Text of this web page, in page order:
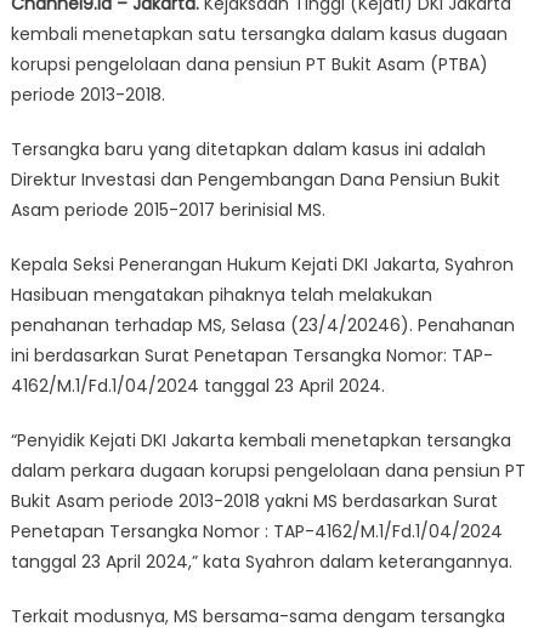
kembali menetapkan satu tersangka dalam kasus dugaan
korupsi pengelolaan dana pensiun PT Bukit Asam (PTBA)
periode 2013-2018.
Tersangka baru yang ditetapkan dalam kasus ini adalah
Direktur Investasi dan Pengembangan Dana Pensiun Bukit
Asam periode 2015-2017 berinisial MS.
Kepala Seksi Penerangan Hukum Kejati DKI Jakarta, Syahron
Hasibuan mengatakan pihaknya telah melakukan
penahanan terhadap MS, Selasa (23/4/20246). Penahanan
ini berdasarkan Surat Penetapan Tersangka Nomor: TAP-
4162/M.1/Fd.1/04/2024 tanggal 23 April 2024.
“Penyidik Kejati DKI Jakarta kembali menetapkan tersangka
dalam perkara dugaan korupsi pengelolaan dana pensiun PT
Bukit Asam periode 2013-2018 yakni MS berdasarkan Surat
Penetapan Tersangka Nomor : TAP-4162/M.1/Fd.1/04/2024
tanggal 23 April 2024,” kata Syahron dalam keterangannya.
Terkait modusnya, MS bersama-sama dengam tersangka